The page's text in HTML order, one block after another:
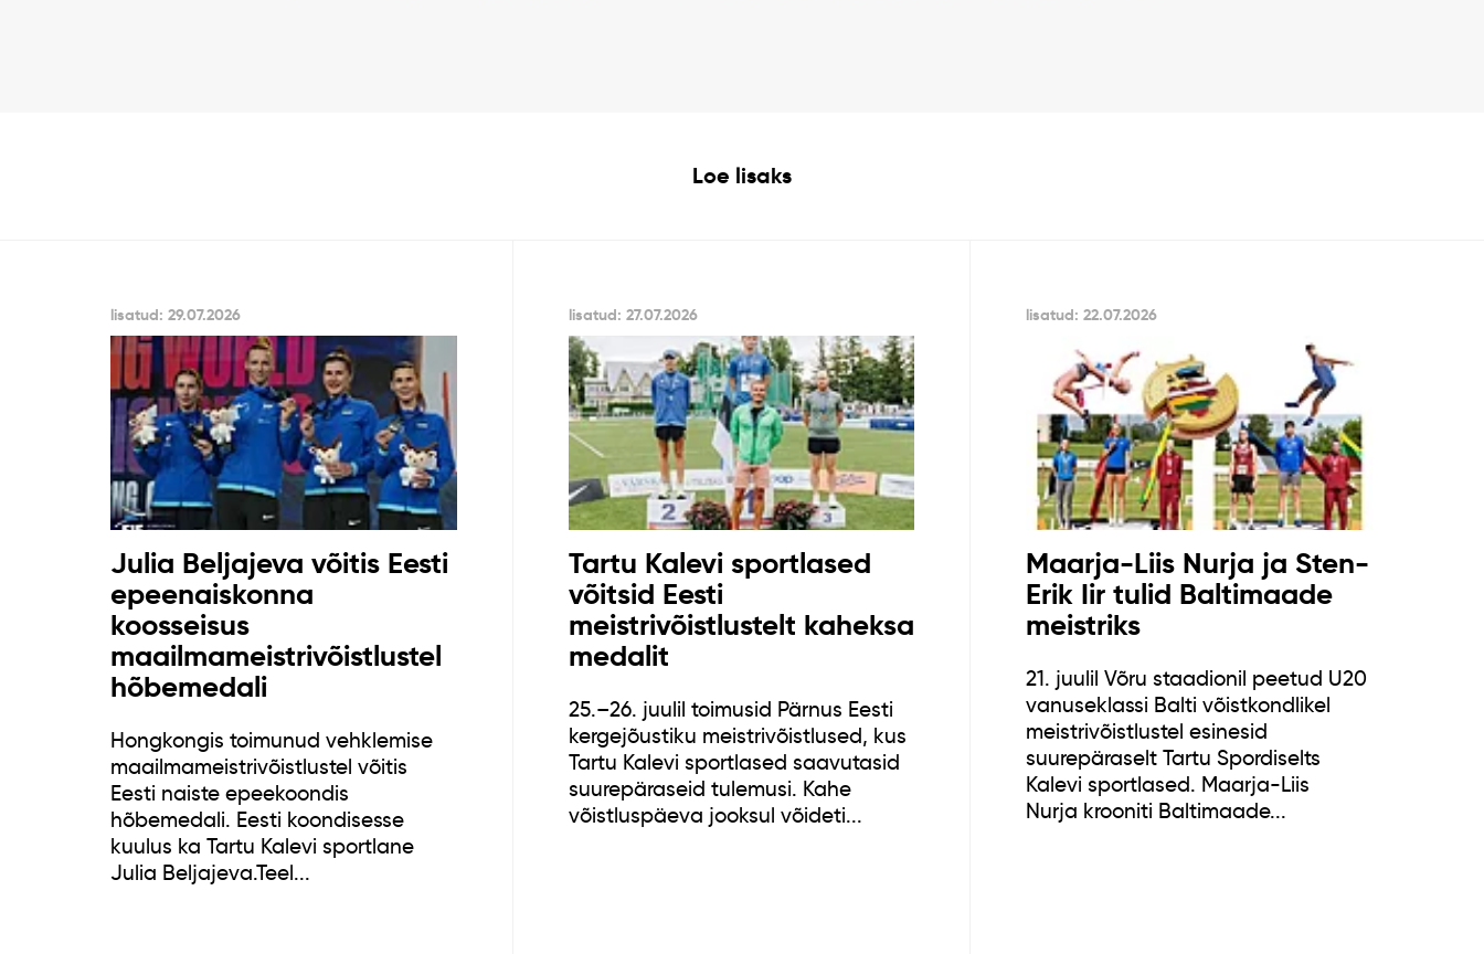
Loe lisaks
lisatud: 29.07.2026
Julia Beljajeva võitis Eesti
epeenaiskonna
koosseisus
maailmameistrivõistlustel
hõbemedali
Hongkongis toimunud vehklemise
maailmameistrivõistlustel võitis
Eesti naiste epeekoondis
hõbemedali. Eesti koondisesse
kuulus ka Tartu Kalevi sportlane
Julia Beljajeva.Teel...
lisatud: 27.07.2026
Tartu Kalevi sportlased
võitsid Eesti
meistrivõistlustelt kaheksa
medalit
25.–26. juulil toimusid Pärnus Eesti
kergejõustiku meistrivõistlused, kus
Tartu Kalevi sportlased saavutasid
suurepäraseid tulemusi. Kahe
võistluspäeva jooksul võideti...
lisatud: 22.07.2026
Maarja-Liis Nurja ja Sten-
Erik Iir tulid Baltimaade
meistriks
21. juulil Võru staadionil peetud U20
vanuseklassi Balti võistkondlikel
meistrivõistlustel esinesid
suurepäraselt Tartu Spordiselts
Kalevi sportlased. Maarja-Liis
Nurja krooniti Baltimaade...